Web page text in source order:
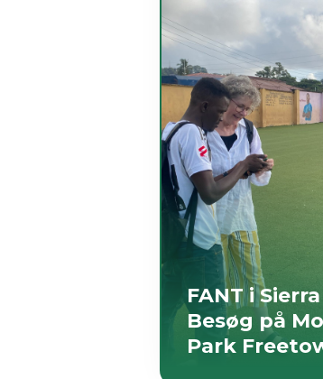
FANT i
Besøg på
Park